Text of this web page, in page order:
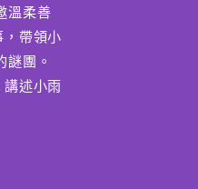
溫柔善
，帶領小
謎團。
述小雨